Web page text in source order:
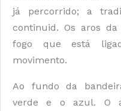
já percorrido; a
continuid. Os aros
fogo que está
movimento.
Ao fundo da
verde e o azul. O